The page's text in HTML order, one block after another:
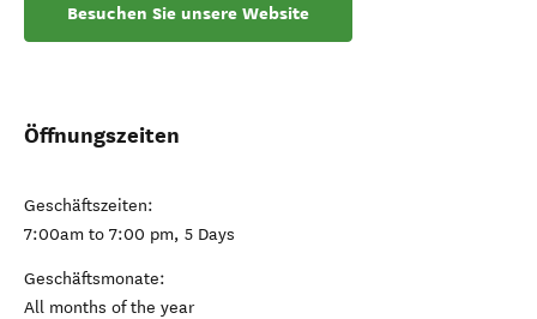
Besuchen Sie unsere Website
Öffnungszeiten
Geschäftszeiten:
7:00am to 7:00 pm, 5 Days
Geschäftsmonate:
All months of the year